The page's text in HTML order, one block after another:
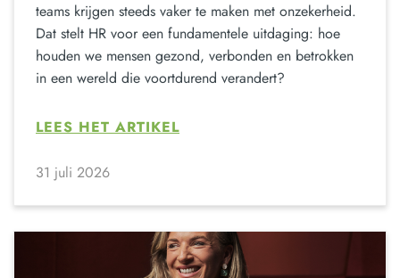
teams krijgen steeds vaker te maken met onzekerheid.
Dat stelt HR voor een fundamentele uitdaging: hoe
houden we mensen gezond, verbonden en betrokken
in een wereld die voortdurend verandert?
LEES HET ARTIKEL
31 juli 2026